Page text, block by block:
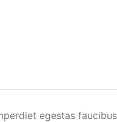
egestas